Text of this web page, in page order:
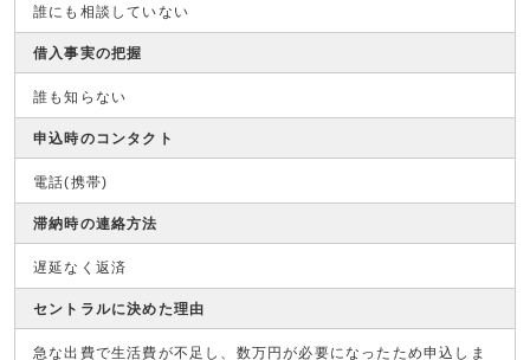
誰にも相談していない
借入事実の把握
誰も知らない
申込時のコンタクト
電話(携帯)
滞納時の連絡方法
遅延なく返済
セントラルに決めた理由
急な出費で生活費が不足し、数万円が必要になったため申込しま